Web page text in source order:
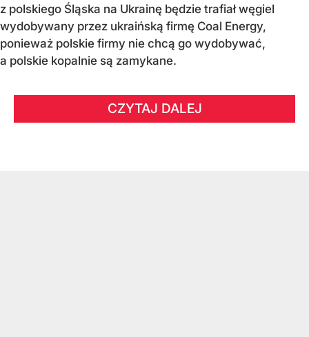
z polskiego Śląska na Ukrainę będzie trafiał węgiel
wydobywany przez ukraińską firmę Coal Energy,
ponieważ polskie firmy nie chcą go wydobywać,
a polskie kopalnie są zamykane.
CZYTAJ DALEJ